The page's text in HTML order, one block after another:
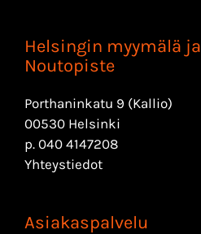
Helsingin myymälä ja
Noutopiste
Porthaninkatu 9 (Kallio)
00530 Helsinki
p. 040 4147208
Yhteystiedot
Asiakaspalvelu